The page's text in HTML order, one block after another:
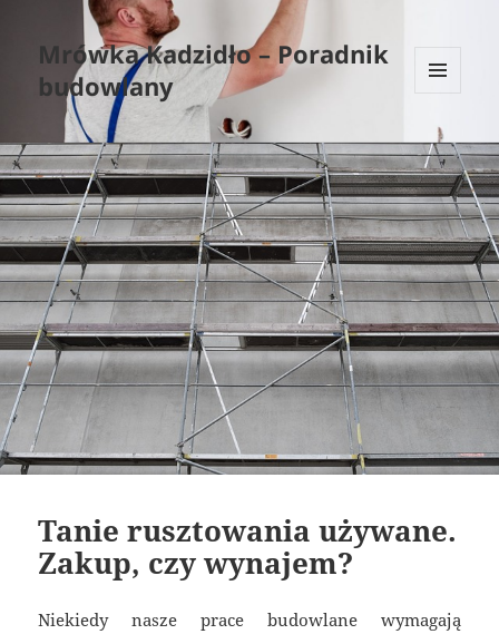
Mrówka Kadzidło – Poradnik
budowlany
WIDGETY
Tanie rusztowania używane.
Zakup, czy wynajem?
Niekiedy nasze prace budowlane wymagają